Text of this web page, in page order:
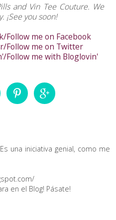
and Vin Tee Couture. We
¡See you soon!
Follow me on Facebook
Follow me on Twitter
Follow me with Bloglovin'
una iniciativa genial, como me
en el Blog! Pásate!